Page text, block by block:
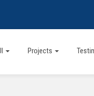
Projects